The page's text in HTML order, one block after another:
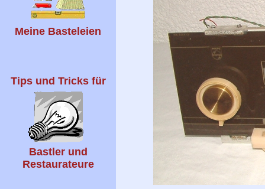
Meine Basteleien
Tips und Tricks für
Bastler und
Restaurateure